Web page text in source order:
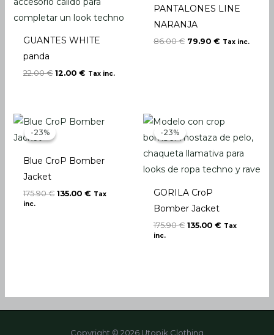
GUANTES WHITE
panda
22.00€
22.00 €.
12.00€
12.00 €.
Tax inc.
PANTALONES LINE
NARANJA
86.00€
86.00 €.
79.90 €
79.90 €.
Tax inc.
-23%
-23%
Blue CroP Bomber
Jacket
175.90€
El
precio
175.90 €.
135.00€
El
precio
135.00 €.
Tax
inc.
-23%
-23%
GORILA CroP
Bomber Jacket
175.90€
El
precio
original
175.90 €.
135.00 €
El
precio
actual
135.00 €.
Tax
inc.
Copyright © 2026 Utopik Clothing